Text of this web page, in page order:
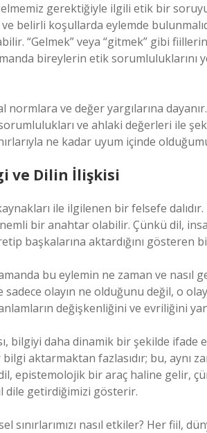
gerektiğiyle ilgili etik bir
belirli koşullarda eylemde
“Gelmek” veya “gitmek” gibi
bireylerin etik
normlara ve değer yargılarına
ve ahlaki değerleri ile
ne kadar uyum içinde
ve Dilin İlişkisi
ile ilgilenen bir felsefe dalıdır.
bir anahtar olabilir. Çünkü dil,
başkalarına aktardığını gösteren
bu eylemin ne zaman ve nasıl
sadece olayın ne olduğunu değil, o
değişkenliğini ve evriliğini
bilgiyi daha dinamik bir şekilde ifade
aktarmaktan fazlasıdır; bu, aynı
epistemolojik bir araç haline gelir,
dile getirdiğimizi gösterir.
nasıl etkiler? Her fiil,